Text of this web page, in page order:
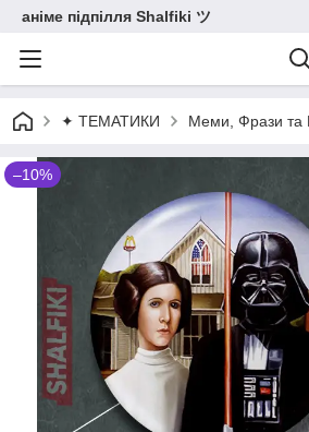
аніме підпілля Shalfiki ツ
✦ ТЕМАТИКИ Меми, Фрази та
–10%